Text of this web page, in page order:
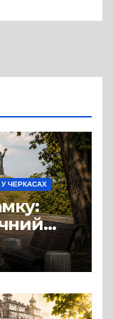
У ЧЕРКАСАХ